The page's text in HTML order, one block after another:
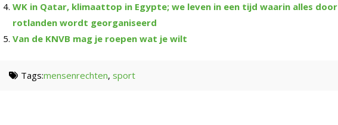
WK in Qatar, klimaattop in Egypte; we leven in een tijd waarin alles door
rotlanden wordt georganiseerd
Van de KNVB mag je roepen wat je wilt
Tags:mensenrechten, sport